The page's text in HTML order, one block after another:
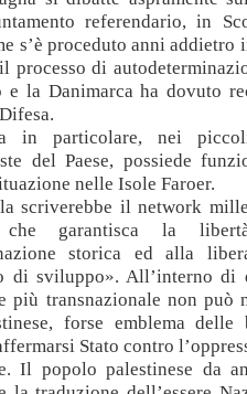
referendario, in
s’è proceduto anni addietro
processo di
e la Danimarca ha dovuto
in particolare, nei
del Paese, possiede
nelle Isole Faroer.
scriverebbe il network
che garantisca la
storica ed alla
di sviluppo». All’interno di
più transnazionale non può
forse emblema
Stato contro
Il popolo palestinese da